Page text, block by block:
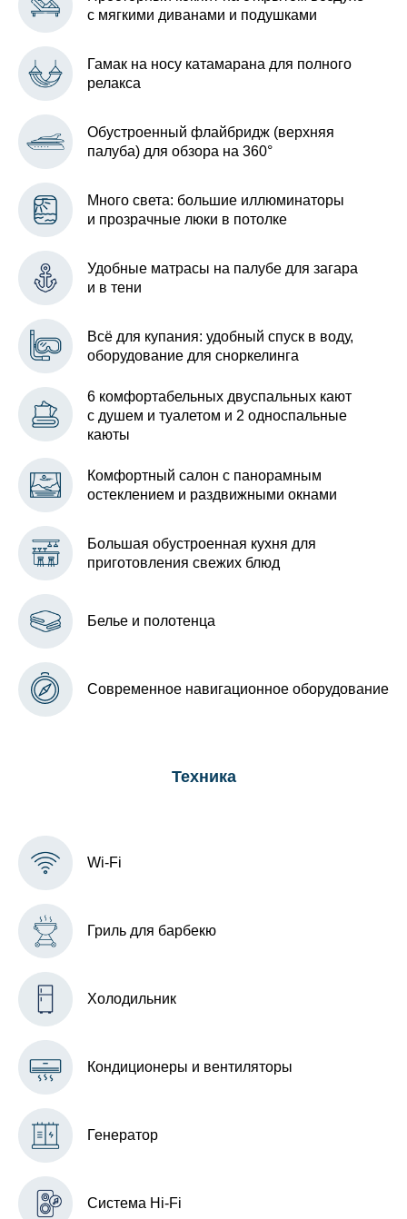
с мягкими диванами и подушками
Гамак на носу катамарана для полного
релакса
Обустроенный флайбридж (верхняя
палуба) для обзора на 360°
Много света: большие иллюминаторы
и прозрачные люки в потолке
Удобные матрасы на палубе для загара
и в тени
Всё для купания: удобный спуск в воду,
оборудование для сноркелинга
6 комфортабельных двуспальных кают
с душем и туалетом и 2 односпальные
каюты
Комфортный салон с панорамным
остеклением и раздвижными окнами
Большая обустроенная кухня для
приготовления свежих блюд
Белье и полотенца
Современное навигационное оборудование
Техника
Wi-Fi
Гриль для барбекю
Холодильник
Кондиционеры и вентиляторы
Генератор
Система Hi-Fi